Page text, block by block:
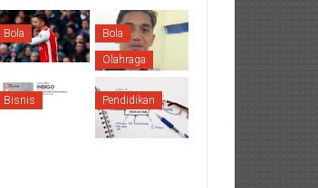
Bola Bola
Olahraga
Bisnis Pendidikan